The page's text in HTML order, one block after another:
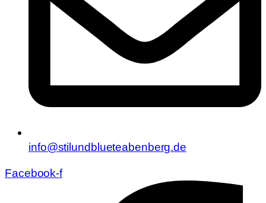
info@stilundblueteabenberg.de
Facebook-f